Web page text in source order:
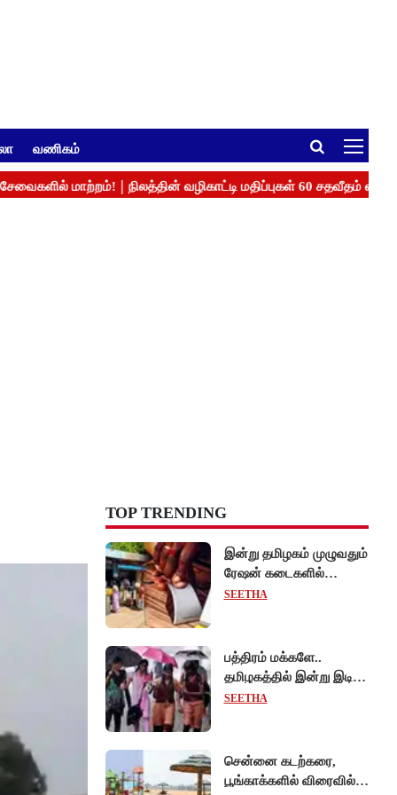
வணிகம்
TOP TRENDING
இன்று தமிழகம் முழுவதும்
ரேஷன் கடைகளில்
கைவிரல் ரேகை பதிவு
SEETHA
பத்திரம் மக்களே..
தமிழகத்தில் இன்று இடி,
மின்னலுடன் மழைக்கு
SEETHA
சென்னை கடற்கரை,
பூங்காக்களில் விரைவில்